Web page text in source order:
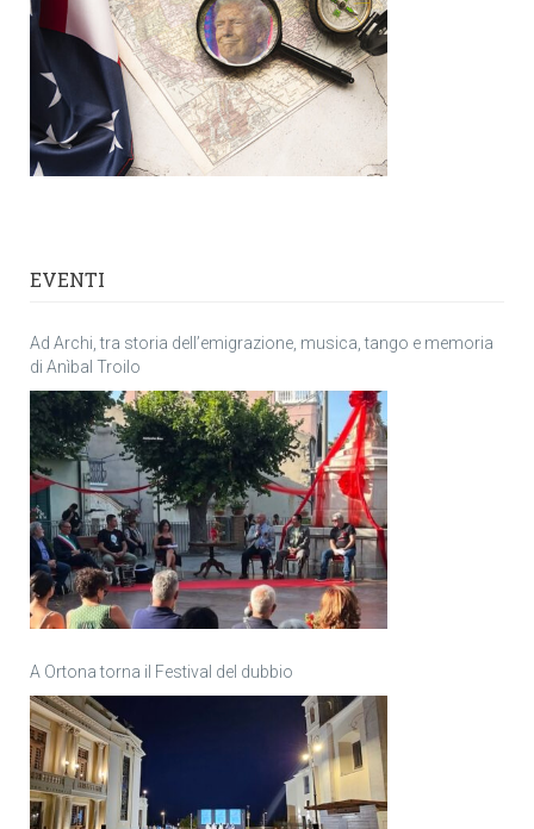
EVENTI
Ad Archi, tra storia dell’emigrazione, musica, tango e memoria
di Anìbal Troilo
A Ortona torna il Festival del dubbio